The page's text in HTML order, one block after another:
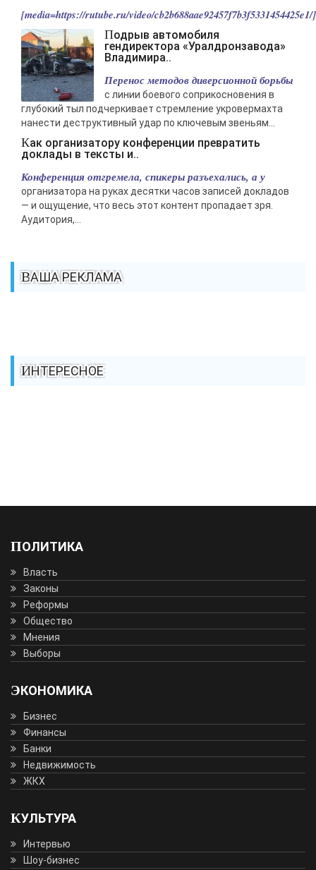
[media=https://rutube.ru/video/
Подрыв автомобиля
гендиректора «Уралдронзавода»
Владимира..
Перенос методов диверсионной борьбы
с линии боевого соприкосновения в
глубокий тыл подчеркивает стремление укровермахта
нанести деструктивный удар по ключевым звеньям...
Как организатору конференции превратить
доклады в тексты и..
Конференция отгремела, спикеры разъехались, а у
организатора на руках десятки часов записей докладов
— и ощущение, что весь этот контент пропадает зря.
Аудитория,...
ВАША РЕКЛАМА
ИНТЕРЕСНОЕ
ПОЛИТИКА
Власть
Законы
Реформы
Общество
Мнения
Выборы
ЭКОНОМИКА
Бизнес
Финансы
Банки
Недвижимость
ЖКХ
КУЛЬТУРА
Интервью
Шоу-бизнес